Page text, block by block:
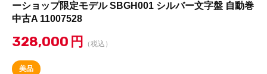
ーショップ限定モデル SBGH001 シルバー文字盤 自動巻
中古A 11007528
328,000 円 （税込）
美品